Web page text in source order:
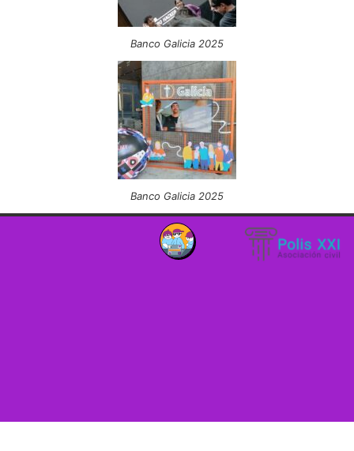
Banco Galicia 2025
Banco Galicia 2025